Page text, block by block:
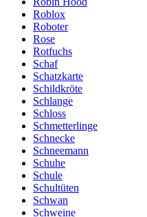
Roblox
Roboter
Rose
Rotfuchs
Schaf
Schatzkarte
Schildkröte
Schlange
Schloss
Schmetterlinge
Schnecke
Schneemann
Schuhe
Schule
Schultüten
Schwan
Schweine